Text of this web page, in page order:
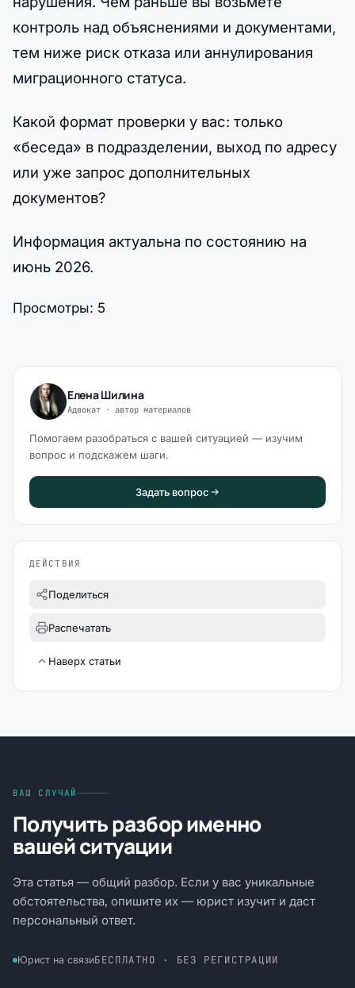
контроль над объяснениями и документами,
тем ниже риск отказа или аннулирования
миграционного статуса.
Какой формат проверки у вас: только
«беседа» в подразделении, выход по адресу
или уже запрос дополнительных
документов?
Информация актуальна по состоянию на
июнь 2026.
Просмотры: 5
Елена Шилина
Адвокат · автор материалов
Помогаем разобраться с вашей ситуацией — изучим
вопрос и подскажем шаги.
Задать вопрос
ДЕЙСТВИЯ
Поделиться
Распечатать
Наверх статьи
ВАШ СЛУЧАЙ
Получить разбор именно
вашей ситуации
Эта статья — общий разбор. Если у вас уникальные
обстоятельства, опишите их — юрист изучит и даст
персональный ответ.
Юрист на связиБЕСПЛАТНО · БЕЗ РЕГИСТРАЦИИ